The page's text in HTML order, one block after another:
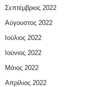
Σεπτέμβριος 2022
Αύγουστος 2022
Ιούλιος 2022
Ιούνιος 2022
Μάιος 2022
Απρίλιος 2022